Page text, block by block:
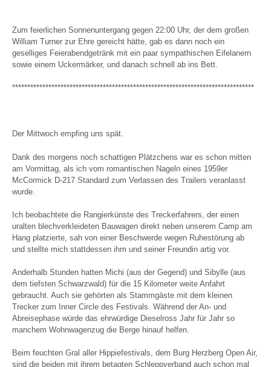
Zum feierlichen Sonnenuntergang gegen 22:00 Uhr, der dem großen
William Turner zur Ehre gereicht hätte, gab es dann noch ein
geselliges Feierabendgetränk mit ein paar sympathischen Eifelanern
sowie einem Uckermärker, und danach schnell ab ins Bett.
********************************************************************************
Der Mittwoch empfing uns spät.
Dank des morgens noch schattigen Plätzchens war es schon mitten
am Vormittag, als ich vom romantischen Nageln eines 1959er
McCormick D-217 Standard zum Verlassen des Trailers veranlasst
wurde.
Ich beobachtete die Rangierkünste des Treckerfahrers, der einen
uralten blechverkleideten Bauwagen direkt neben unserem Camp am
Hang platzierte, sah von einer Beschwerde wegen Ruhestörung ab
und stellte mich stattdessen ihm und seiner Freundin artig vor.
Anderhalb Stunden hatten Michi (aus der Gegend) und Sibylle (aus
dem tiefsten Schwarzwald) für die 15 Kilometer weite Anfahrt
gebraucht. Auch sie gehörten als Stammgäste mit dem kleinen
Trecker zum Inner Circle des Festivals. Während der An- und
Abreisephase würde das ehrwürdige Dieselross Jahr für Jahr so
manchem Wohnwagenzug die Berge hinauf helfen.
Beim feuchten Gral aller Hippiefestivals, dem Burg Herzberg Open Air,
sind die beiden mit ihrem betagten Schleppverband auch schon mal